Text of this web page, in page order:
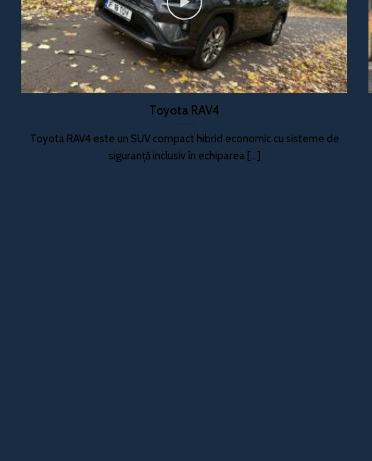
Toyota RAV4
Toyota RAV4 este un SUV compact hibrid economic cu sisteme de
siguranță inclusiv în echiparea [...]